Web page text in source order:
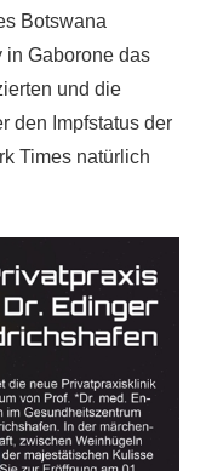
Botswana
in Gaborone das
und die
den Impfstatus der
Times natürlich